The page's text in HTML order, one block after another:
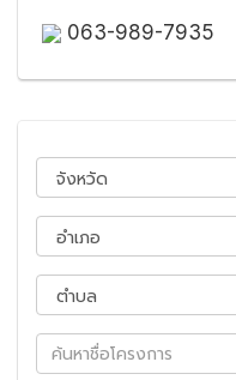
063-989-7935